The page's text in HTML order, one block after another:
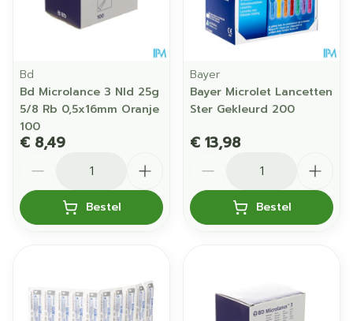
Bd
Bd Microlance 3 Nld 25g
5/8 Rb 0,5x16mm Oranje
100
€ 8,49
Bestel
Bayer
Bayer Microlet Lancetten
Ster Gekleurd 200
€ 13,98
Bestel